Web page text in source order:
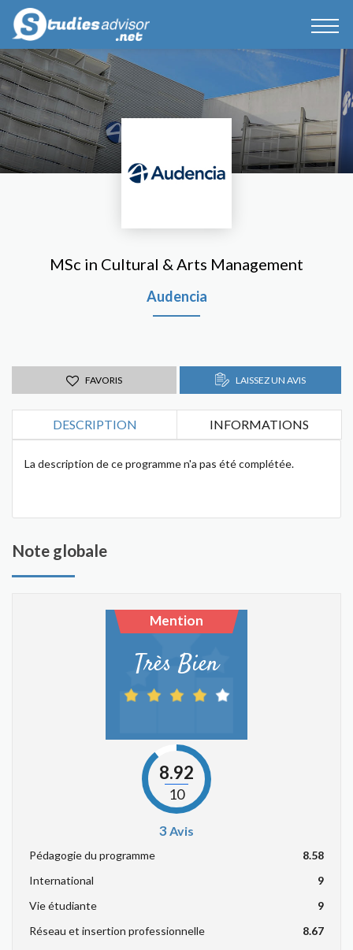
MSc in Cultural & Arts Management
Audencia
FAVORIS LAISSEZ UN AVIS
DESCRIPTION INFORMATIONS
La description de ce programme n'a pas été complétée.
Note globale
Mention
Très Bien
8.92
10
3Avis
Pédagogie du programme
8.58
International
9
Vie étudiante
9
Réseau et insertion professionnelle
8.67